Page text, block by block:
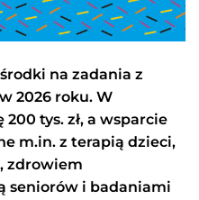
na zadania z
2026 roku. W
tys. zł, a wsparcie
m.in. z terapią dzieci,
zdrowiem
seniorów i badaniami